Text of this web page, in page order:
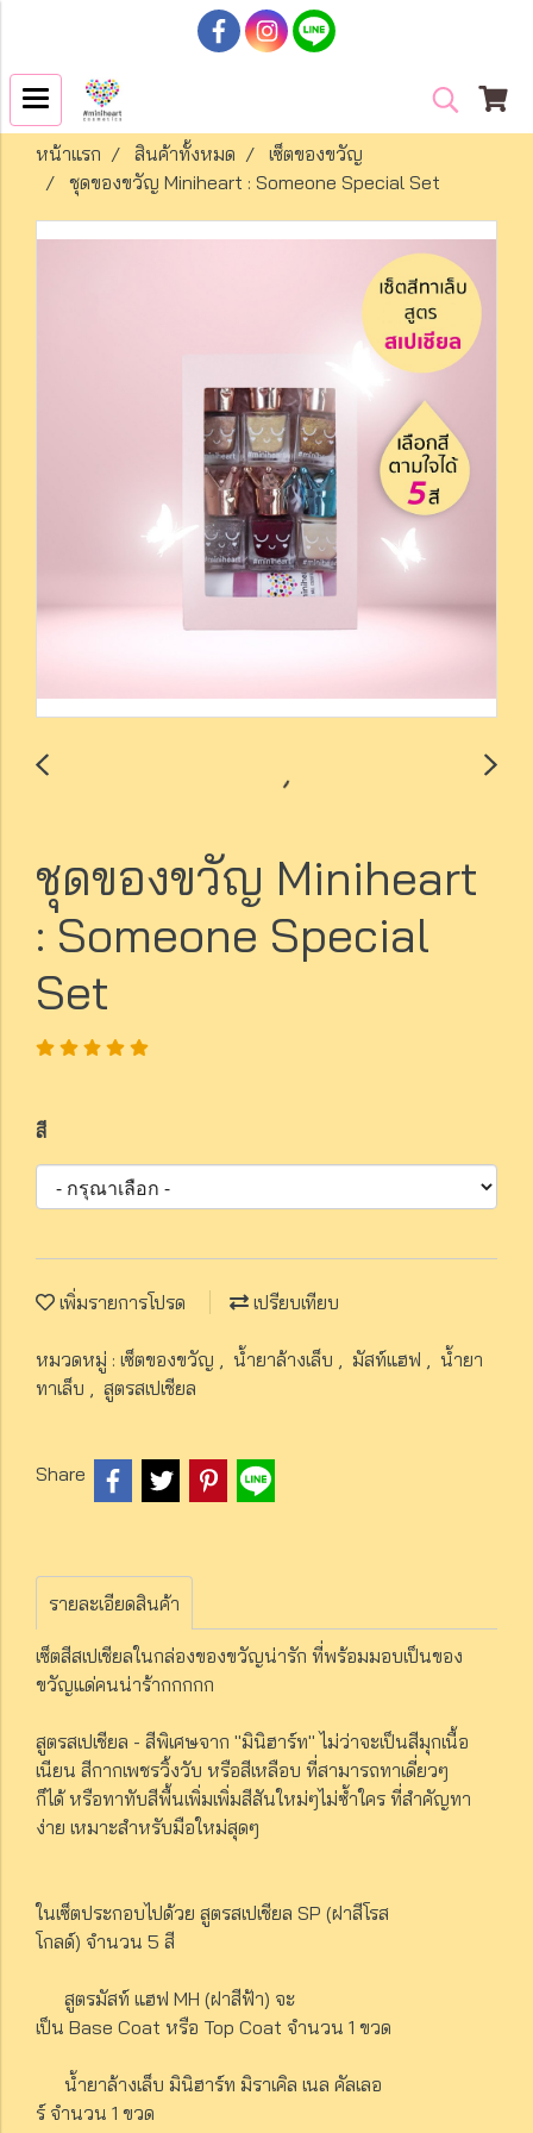
หน้าแรก สินค้าทั้งหมด
เซ็ตของขวัญ
ชุดของขวัญ Miniheart : Someone Special Set
ชุดของขวัญ Miniheart
: Someone Special
Set
สี
เพิ่มรายการโปรด เปรียบเทียบ
หมวดหมู่ : เซ็ตของขวัญ , น้ำยาล้างเล็บ , มัสท์แฮฟ , น้ำยา
ทาเล็บ , สูตรสเปเชียล
Share
รายละเอียดสินค้า
เซ็ตสีสเปเชียลในกล่องของขวัญน่ารัก ที่พร้อมมอบเป็นของ
ขวัญแด่คนน่าร้ากกกกก
สูตรสเปเชียล - สีพิเศษจาก "มินิฮาร์ท" ไม่ว่าจะเป็นสีมุกเนื้อ
เนียน สีกากเพชรวิ้งวับ หรือสีเหลือบ ที่สามารถทาเดี่ยวๆ
ก็ได้ หรือทาทับสีพื้นเพิ่มเพิ่มสีสันใหม่ๆไม่ซ้ำใคร ที่สำคัญทา
ง่าย เหมาะสำหรับมือใหม่สุดๆ
ในเซ็ตประกอบไปด้วย สูตรสเปเชียล SP (ฝาสีโรส
โกลด์) จำนวน 5 สี
สูตรมัสท์ แฮฟ MH (ฝาสีฟ้า) จะ
เป็น Base Coat หรือ Top Coat จำนวน 1 ขวด
น้ำยาล้างเล็บ มินิฮาร์ท มิราเคิล เนล คัลเลอ
ร์ จำนวน 1 ขวด